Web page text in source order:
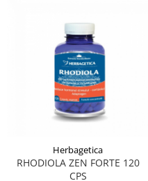
Herbagetica
RHODIOLA ZEN FORTE 120
CPS